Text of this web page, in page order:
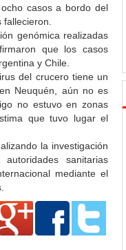
casos a bordo del
genómica realizadas
que los casos
y Chile.
del crucero tiene un
Neuquén, aún no es
no estuvo en zonas
que tuvo lugar el
la investigación
sanitarias
mediante el